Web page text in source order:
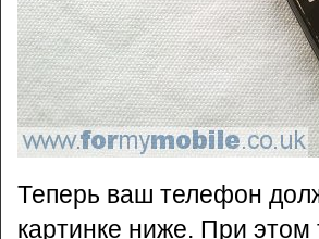
Теперь ваш телефон
картинке ниже. При этом